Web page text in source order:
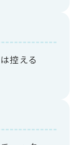
控える